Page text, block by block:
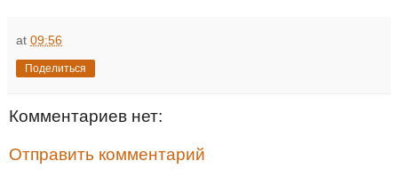
at 09:56
Поделиться
Комментариев нет:
Отправить комментарий